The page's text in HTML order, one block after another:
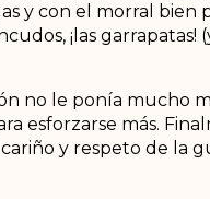
y con el morral bien
¡las garrapatas!
no le ponía mucho
esforzarse más.
y respeto de la